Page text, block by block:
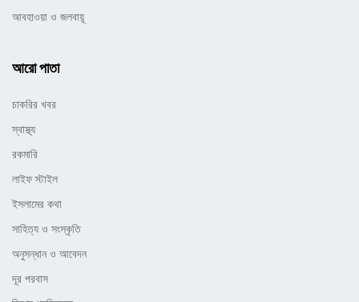
আবহাওয়া ও জলবায়ূ
আরো পাতা
চাকরির খবর
স্বাস্থ্য
রকমারি
লাইফ স্টাইল
ইসলামের কথা
সাহিত্য ও সংস্কৃতি
অনুসন্ধান ও আবেদন
দূর পরবাস